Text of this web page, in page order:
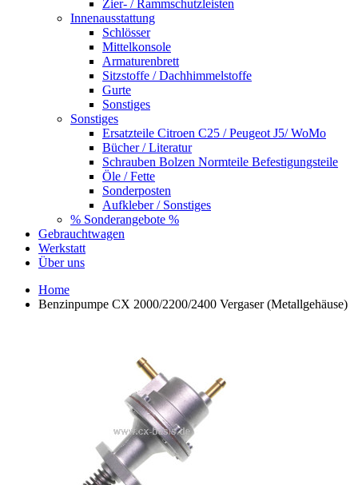
Zier- / Rammschutzleisten
Innenausstattung
Schlösser
Mittelkonsole
Armaturenbrett
Sitzstoffe / Dachhimmelstoffe
Gurte
Sonstiges
Sonstiges
Ersatzteile Citroen C25 / Peugeot J5/ WoMo
Bücher / Literatur
Schrauben Bolzen Normteile Befestigungsteile
Öle / Fette
Sonderposten
Aufkleber / Sonstiges
% Sonderangebote %
Gebrauchtwagen
Werkstatt
Über uns
Home
Benzinpumpe CX 2000/2200/2400 Vergaser (Metallgehäuse)